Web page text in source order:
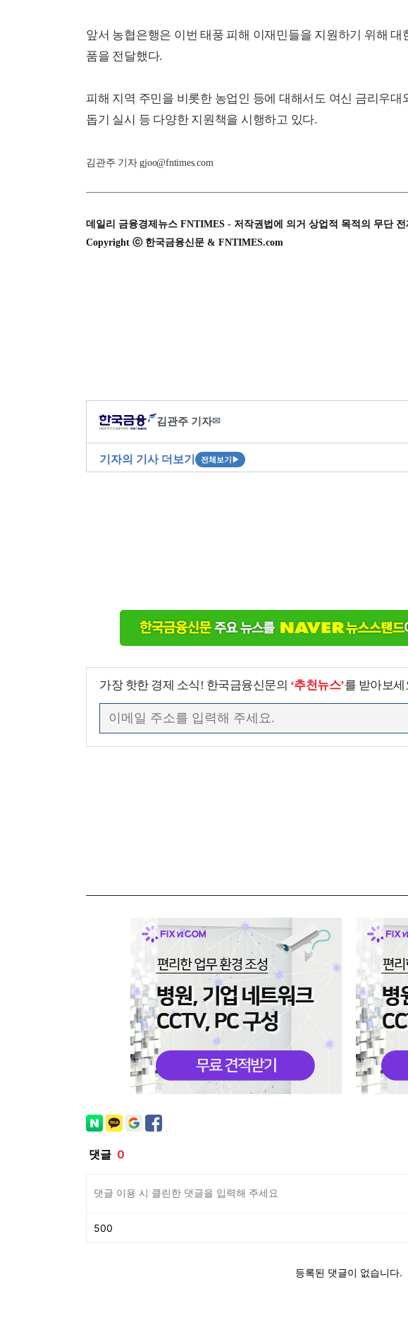
앞서 농협은행은 이번 태풍 피해 이재민들을 지원하기 위해
품을 전달했다.
피해 지역 주민을 비롯한 농업인 등에 대해서도 여신 금리우
돕기 실시 등 다양한 지원책을 시행하고 있다.
김관주 기자 gjoo@fntimes.com
데일리 금융경제뉴스 FNTIMES - 저작권법에 의거 상업적 목적의 무단 전
Copyright ⓒ 한국금융신문 & FNTIMES.com
김관주 기자✉
기자의 기사 더보기 전체보기 ▶
가장 핫한 경제 소식! 한국금융신문의 ‘추천뉴스’를 받아보세